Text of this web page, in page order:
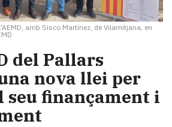
amb Sisco Martínez, de Vilamitjana, en
del Pallars
nova llei per
finançament i